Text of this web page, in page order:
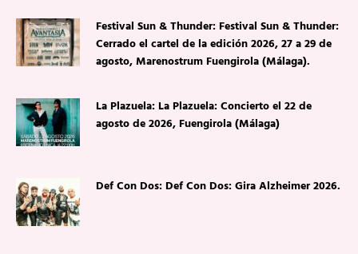
Festival Sun & Thunder: Festival Sun & Thunder:
Cerrado el cartel de la edición 2026, 27 a 29 de
agosto, Marenostrum Fuengirola (Málaga).
La Plazuela: La Plazuela: Concierto el 22 de
agosto de 2026, Fuengirola (Málaga)
Def Con Dos: Def Con Dos: Gira Alzheimer 2026.